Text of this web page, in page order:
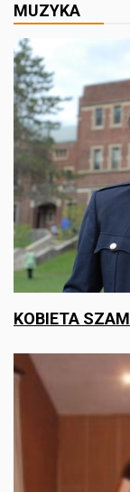
MUZYKA
KOBIETA